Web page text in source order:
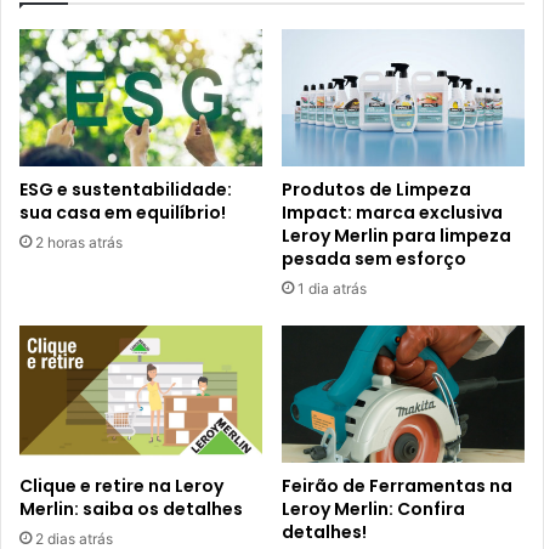
ESG e sustentabilidade:
sua casa em equilíbrio!
2 horas atrás
Produtos de Limpeza
Impact: marca exclusiva
Leroy Merlin para limpeza
pesada sem esforço
1 dia atrás
Clique e retire na Leroy
Merlin: saiba os detalhes
2 dias atrás
Feirão de Ferramentas na
Leroy Merlin: Confira
detalhes!